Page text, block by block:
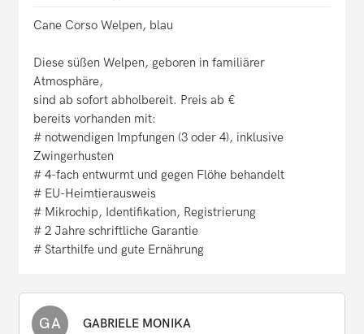
Cane Corso Welpen, blau
Diese süßen Welpen, geboren in familiärer
Atmosphäre,
sind ab sofort abholbereit. Preis ab €
bereits vorhanden mit:
# notwendigen Impfungen (3 oder 4), inklusive
Zwingerhusten
# 4-fach entwurmt und gegen Flöhe behandelt
# EU-Heimtierausweis
# Mikrochip, Identifikation, Registrierung
# 2 Jahre schriftliche Garantie
# Starthilfe und gute Ernährung
GA GABRIELE MONIKA